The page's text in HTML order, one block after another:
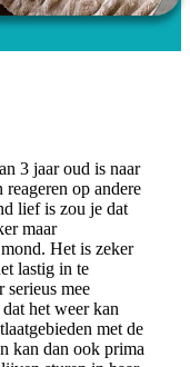
3 jaar oud is naar
op andere
lief is zou je dat
maar
Het is zeker
lastig in te
serieus mee
het weer kan
met de
kan dan ook prima